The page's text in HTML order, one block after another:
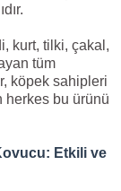
kurt, tilki, çakal,
tüm
köpek sahipleri
herkes bu ürünü
Etkili ve